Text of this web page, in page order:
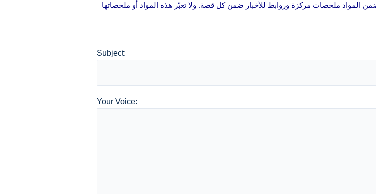
المواد ملخصات مركزة وروابط للأخبار ضمن كل قصة. ولا تعبّر هذه المواد أو ملخصاتها
Subject:
Your Voice: